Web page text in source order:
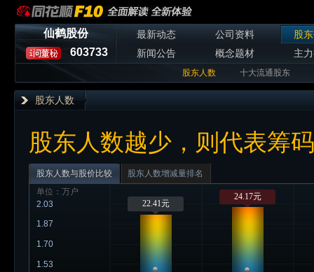
仙鹤股份
603733
最新动态 公司资料
股
新闻公告
概念题材 主
股东人数 十大流通股东
股东人数
股东人数越少，则代表筹
股东人数与股价比较
股东人数增减量排名
单位：万户
1.53
1.70
1.87
2.03 22.41元
24.17元